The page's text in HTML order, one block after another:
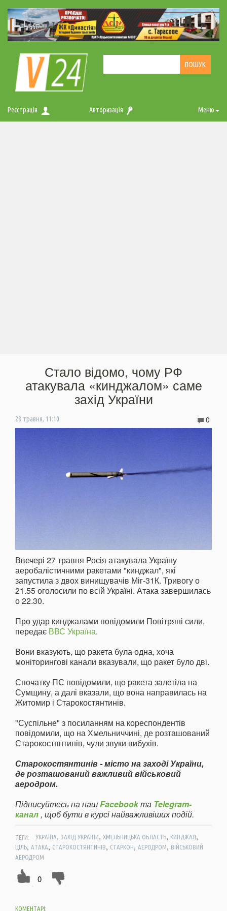
Реєстрація Авторизація Меню
Стало відомо, чому РФ
атакувала «кинджалом» саме
захід України
28 травня, 11:10 0
Ввечері 27 травня Росія атакувала Україну
аеробалістичними ракетами "кинджал", які
запустила з двох винищувачів Міг-31К. Тривогу о
21.55 оголосили по всій Україні. Атака завершилась
о 22.30.
Про удар кинджалами повідомили Повітряні сили,
передає ВВС Україна.
Вони вказують, що ракета була одна, хоча
моніторингові канали вказували, що ракет було дві.
Спочатку ПС повідомили, що ракета залетіла на
Сумщину, а далі вказали, що вона направилась на
Житомир і Старокостянтинів.
"Суспільне" з посиланням на кореспондентів
повідомили, що на Хмельниччині, де розташований
Старокостянтинів, чули звуки вибухів.
Старокостянтинів - місто на заході України,
де розташований важливий військовий
аеродром.
Підписуйтесь на нашFacebookта Telegram-
канал, щоб бути в курсі найважливіших подій.
ТЕГИ: УКРАЇНА, ЗАХІД УКРАЇНИ, ХМЕЛЬНИЦЬКА ОБЛАСТЬ, КИНДЖАЛ,
ЦІЛЬ, АТАКА, СТАРОКОСТЯНТИНІВ, СТАРКОН, АЕРОДРОМ, ВІЙСЬКОВИЙ
АЕРОДРОМ
0
КОМЕНТАРІ: